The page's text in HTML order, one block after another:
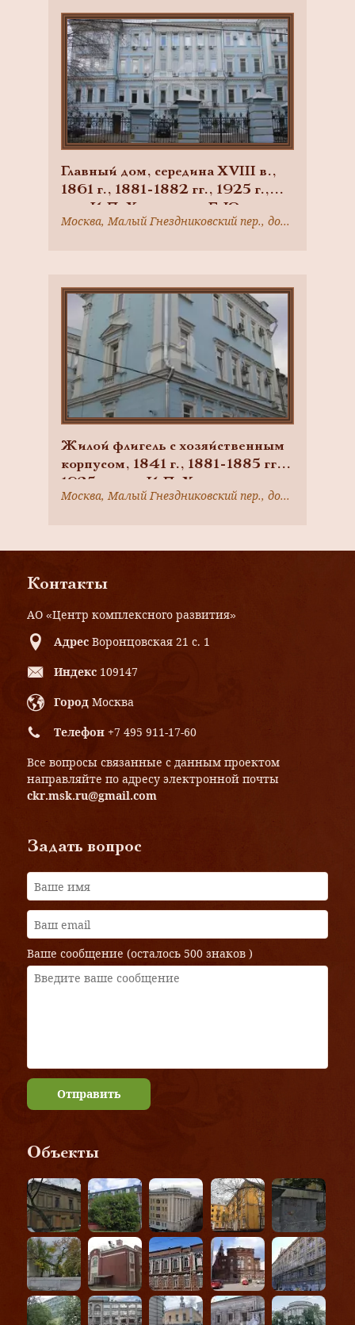
фотокинематографическое
акционерное общество
«Совкино» (с 1972 г. — Госкино
СССР), где работали В.В.
Маяковский, В.Я. Брюсов, А.С.
Серафимович и другие
Главный дом, середина XVIII в.,
1861 г., 1881-1882 гг., 1925 г.,
арх. И.П. Херодинов, Е.Ю.
Брокман, городская усадьба
Москва, Малый Гнездниковский пер., дом 7, (часть)
Жилой флигель с хозяйственным
корпусом, 1841 г., 1881-1885 гг.,
1925 г., арх. И.П. Херодинов,
Е.Ю Брокман, городская усадьбаМосква, Малый Гнездниковский пер., дом 7, (часть)
Контакты
АО «Центр комплексного развития»
Адрес Воронцовская 21 с. 1
Индекс 109147
Город Москва
Телефон +7 495 911-17-60
Все вопросы связанные с данным проектом
направляйте по адресу электронной почты
ckr.msk.ru@gmail.com
Задать вопрос
Ваше сообщение (осталось 500 знаков )
Отправить
Объекты